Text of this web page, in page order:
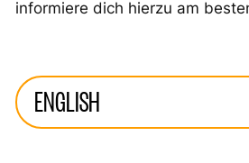
informiere dich hierzu am
ENGLISH